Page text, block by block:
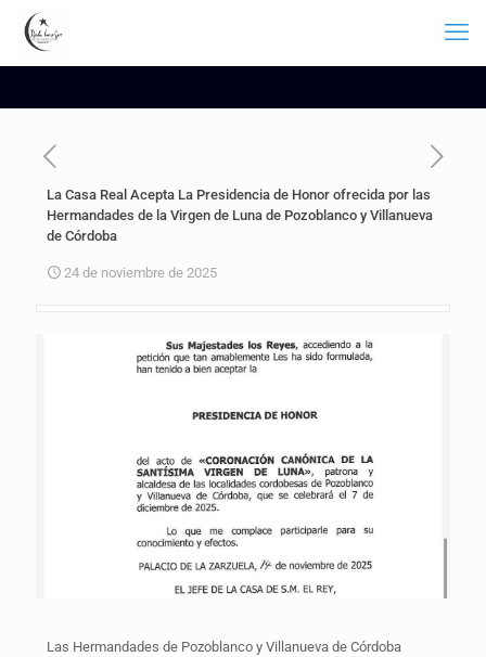
La Casa Real Acepta La Presidencia de Honor ofrecida por las
Hermandades de la Virgen de Luna de Pozoblanco y Villanueva
de Córdoba
24 de noviembre de 2025
Las Hermandades de Pozoblanco y Villanueva de Córdoba